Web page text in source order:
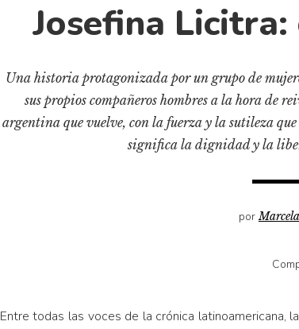
Josefina
Una historia protagonizada por un grupo de
sus propios compañeros hombres a la hora de
argentina que vuelve, con la fuerza y la sutileza
significa la dignidad y la
por
Entre todas las voces de la crónica latinoamericana,